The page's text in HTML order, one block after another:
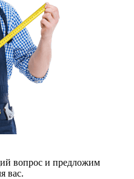
вопрос и предложим
вас.